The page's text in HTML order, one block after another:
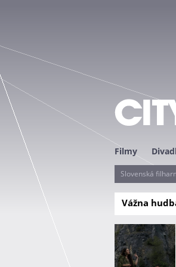
Filmy
Slovenská
Vážna
m
á
r